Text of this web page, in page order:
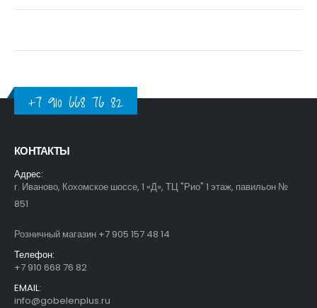
+7 910 668 76 82
КОНТАКТЫ
Адрес:
г. Иваново, Кохомское шоссе, 1 «Д», ТЦ "Рио" 1 этаж, павильон №
851
Розничный магазин +7 905 157 48 14
Телефон:
+7 910 668 76 82
EMAIL:
info@gobelenplus.ru